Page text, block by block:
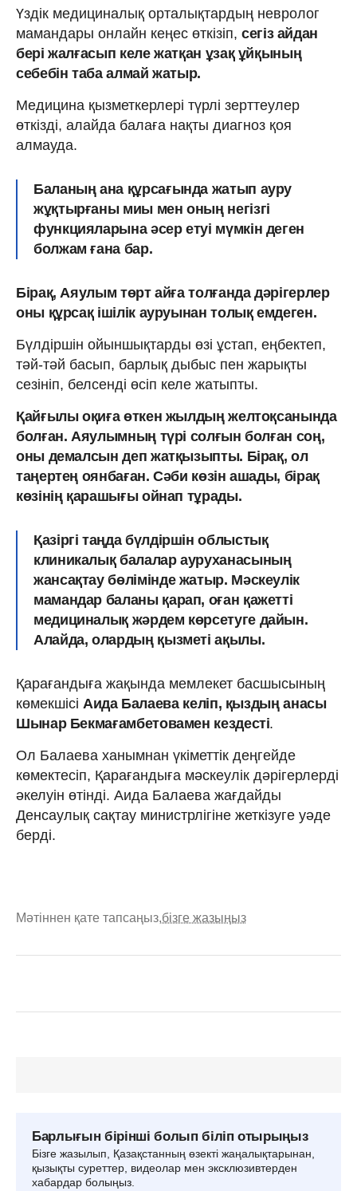
Үздік медициналық орталықтардың невролог
мамандары онлайн кеңес өткізіп, сегіз айдан
бері жалғасып келе жатқан ұзақ ұйқының
себебін таба алмай жатыр.
Медицина қызметкерлері түрлі зерттеулер
өткізді, алайда балаға нақты диагноз қоя
алмауда.
Баланың ана құрсағында жатып ауру
жұқтырғаны миы мен оның негізгі
функцияларына әсер етуі мүмкін деген
болжам ғана бар.
Бірақ, Аяулым төрт айға толғанда дәрігерлер
оны құрсақ ішілік ауруынан толық емдеген.
Бүлдіршін ойыншықтарды өзі ұстап, еңбектеп,
тәй-тәй басып, барлық дыбыс пен жарықты
сезініп, белсенді өсіп келе жатыпты.
Қайғылы оқиға өткен жылдың желтоқсанында
болған. Аяулымның түрі солғын болған соң,
оны демалсын деп жатқызыпты. Бірақ, ол
таңертең оянбаған. Сәби көзін ашады, бірақ
көзінің қарашығы ойнап тұрады.
Қазіргі таңда бүлдіршін облыстық
клиникалық балалар ауруханасының
жансақтау бөлімінде жатыр. Мәскеулік
мамандар баланы қарап, оған қажетті
медициналық жәрдем көрсетуге дайын.
Алайда, олардың қызметі ақылы.
Қарағандыға жақында мемлекет басшысының
көмекшісі Аида Балаева келіп, қыздың анасы
Шынар Бекмағамбетовамен кездесті.
Ол Балаева ханымнан үкіметтік деңгейде
көмектесіп, Қарағандыға мәскеулік дәрігерлерді
әкелуін өтінді. Аида Балаева жағдайды
Денсаулық сақтау министрлігіне жеткізуге уәде
берді.
Мәтіннен қате тапсаңыз,бізге жазыңыз
Барлығын бірінші болып біліп отырыңыз
Бізге жазылып, Қазақстанның өзекті жаңалықтарынан,
қызықты суреттер, видеолар мен эксклюзивтерден
хабардар болыңыз.